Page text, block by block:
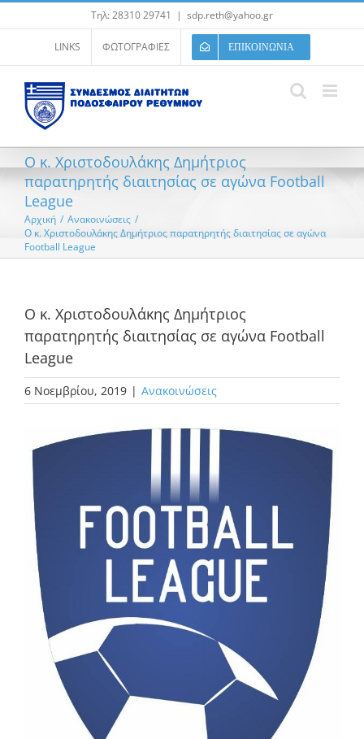
στο
περιεχόμενο
Τηλ: 28310 29741 | sdp.reth@yahoo.gr
LINKS ΦΩΤΟΓΡΑΦΙΕΣ ΕΠΙΚΟΙΝΩΝΙΑ
Ο κ. Χριστοδουλάκης Δημήτριος
παρατηρητής διαιτησίας σε αγώνα Football
League
Αρχική / Ανακοινώσεις /
Ο κ. Χριστοδουλάκης Δημήτριος παρατηρητής διαιτησίας σε αγώνα
Football League
Ο κ. Χριστοδουλάκης Δημήτριος
παρατηρητής διαιτησίας σε αγώνα Football
League
6 Νοεμβρίου, 2019 | Ανακοινώσεις
Προβολή
μεγαλύτερης
εικόνας